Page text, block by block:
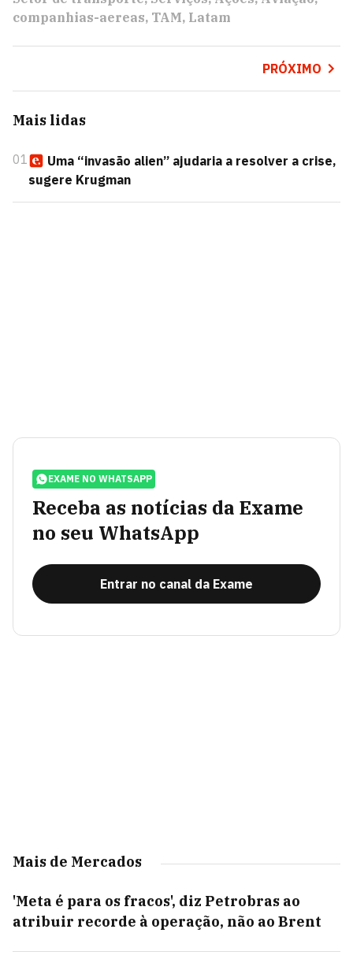
companhias-aereas TAM Latam
PRÓXIMO
Mais lidas
01
Uma “invasão alien” ajudaria a resolver a crise,
sugere Krugman
EXAME NO WHATSAPP
Receba as notícias da Exame
no seu WhatsApp
Entrar no canal da Exame
Mais de Mercados
'Meta é para os fracos', diz Petrobras ao
atribuir recorde à operação, não ao Brent